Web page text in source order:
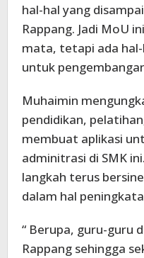
hal-hal yang
Rappang. Jadi MoU
mata, tetapi ada
untuk
Muhaimin
pendidikan,
membuat aplikasi
adminitrasi di SMK
langkah terus
dalam hal
“ Berupa, guru-guru
Rappang sehingga